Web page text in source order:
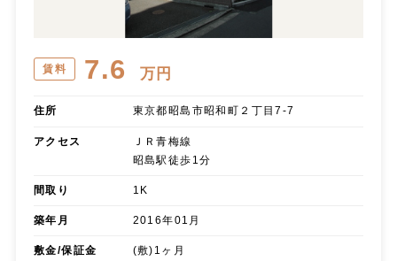
賃料 7.6 万円
住所 東京都昭島市昭和町２丁目7-7
アクセス
ＪＲ青梅線
昭島駅徒歩1分
間取り 1K
築年月 2016年01月
敷金/保証金 (敷)1ヶ月